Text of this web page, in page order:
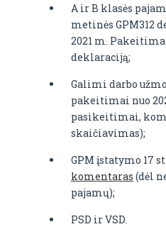
A ir B klasės
metinės GPM312
2021 m.
deklaraciją;
Galimi darbo
pakeitimai nuo
pasikeitimai,
skaičiavimas);
GPM įstatymo 17
komentaras (dėl
pajamų);
PSD ir VSD.